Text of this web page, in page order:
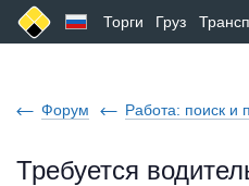
Торги Груз
Форум Работа: поиск и
Требуется